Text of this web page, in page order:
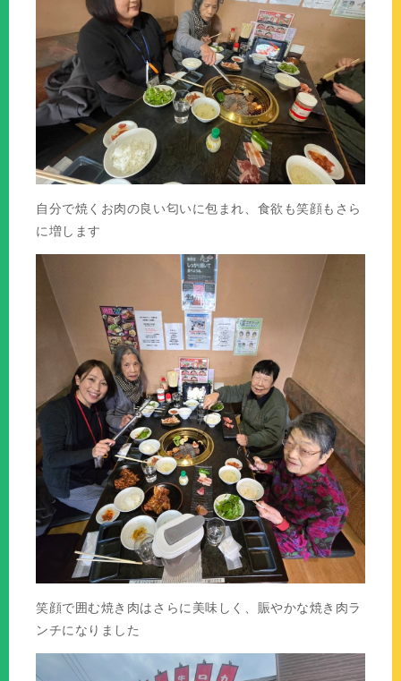
自分で焼くお肉の良い匂いに包まれ、食欲も笑顔もさら
に増します
笑顔で囲む焼き肉はさらに美味しく、賑やかな焼き肉ラ
ンチになりました